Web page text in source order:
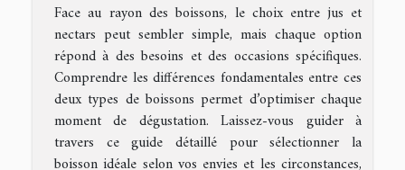
Face au rayon des boissons, le choix entre jus et
nectars peut sembler simple, mais chaque option
répond à des besoins et des occasions spécifiques.
Comprendre les différences fondamentales entre ces
deux types de boissons permet d’optimiser chaque
moment de dégustation. Laissez-vous guider à
travers ce guide détaillé pour sélectionner la